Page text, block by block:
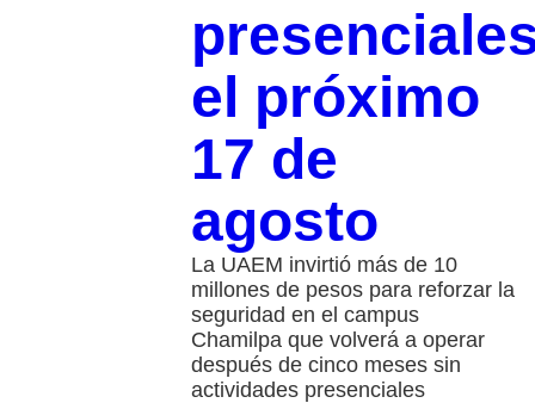
el próximo
17 de
agosto
La UAEM invirtió más de 10
millones de pesos para reforzar la
seguridad en el campus
Chamilpa que volverá a operar
después de cinco meses sin
actividades presenciales